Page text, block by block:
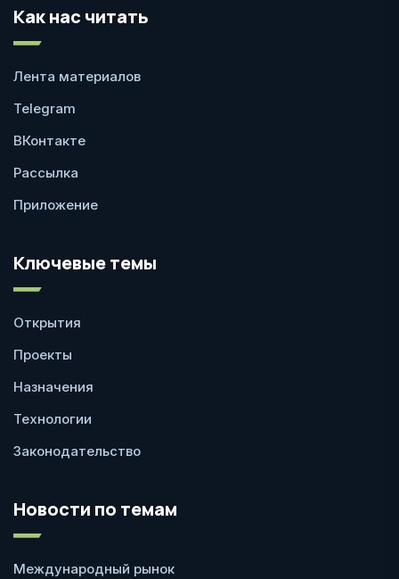
Как нас читать
Лента материалов
Telegram
ВКонтакте
Рассылка
Приложение
Ключевые темы
Открытия
Проекты
Назначения
Технологии
Законодательство
Новости по темам
Международный рынок